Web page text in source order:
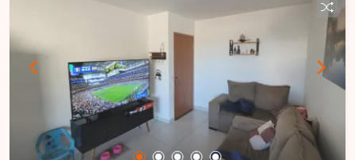
natural, proporcionando um ambiente confortável
e funcional para diferentes tipos de atividades
comerciais. Uma excelente oportunidade para
instalar ou expandir o seu negócio em uma
localização estratégica e de fácil acesso. Entre
em contato e agende sua visita!